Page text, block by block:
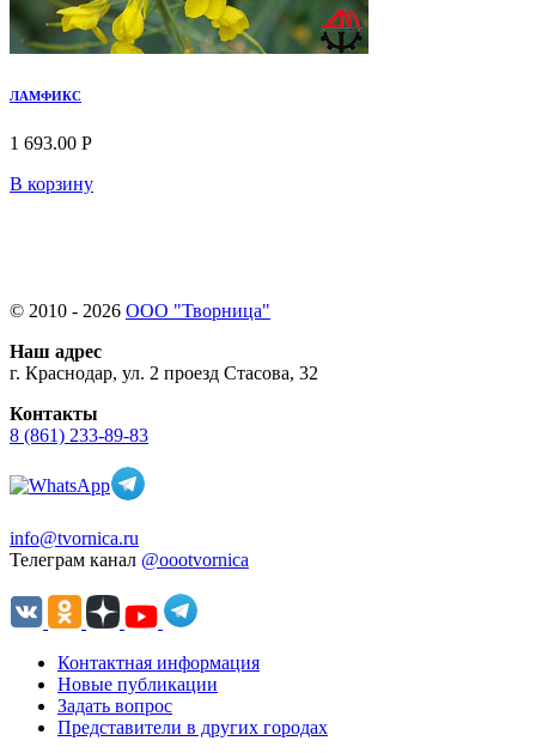
ЛАМФИКС
1 693.00 Р
В корзину
© 2010 - 2026 ООО "Творница"
Наш адрес
г. Краснодар, ул. 2 проезд Стасова, 32
Контакты
8 (861) 233-89-83
info@tvornica.ru
Телеграм канал @oootvornica
Контактная информация
Новые публикации
Задать вопрос
Представители в других городах